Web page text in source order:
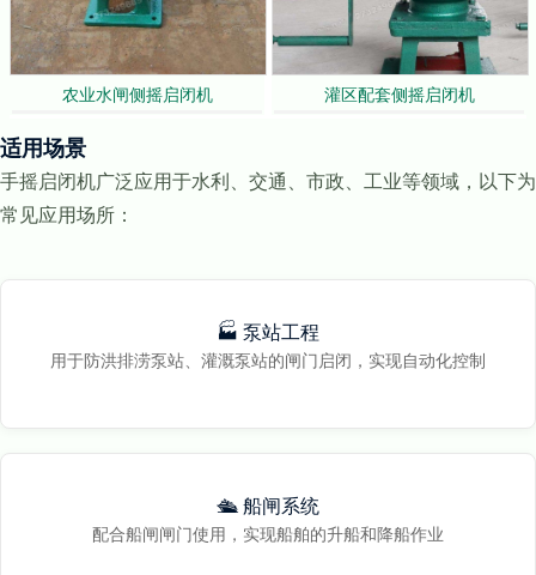
农业水闸侧摇启闭机 灌区配套侧摇启闭机
适用场景
手摇启闭机广泛应用于水利、交通、市政、工业等领域，以下为
常见应用场所：
🏭 泵站工程
用于防洪排涝泵站、灌溉泵站的闸门启闭，实现自动化控制
🛳️ 船闸系统
配合船闸闸门使用，实现船舶的升船和降船作业